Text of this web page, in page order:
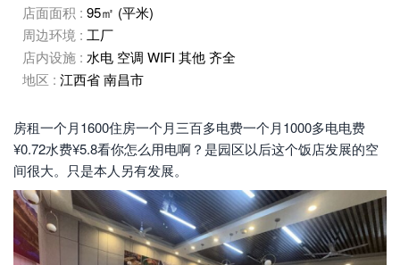
店面面积 : 95㎡ (平米)
周边环境 : 工厂
店内设施 : 水电 空调 WIFI 其他 齐全
地区 : 江西省 南昌市
房租一个月1600住房一个月三百多电费一个月1000多电电费
¥0.72水费¥5.8看你怎么用电啊？是园区以后这个饭店发展的空
间很大。只是本人另有发展。